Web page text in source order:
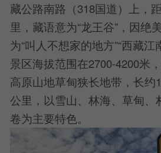
藏公路南路（318国道）上，
里，藏语意为“龙王谷”，因绝
为“叫人不想家的地方”“西藏江
景区海拔范围在2700-4200米
高原山地草甸狭长地带，长约
公里，以雪山、林海、草甸、
卷为主要特色。